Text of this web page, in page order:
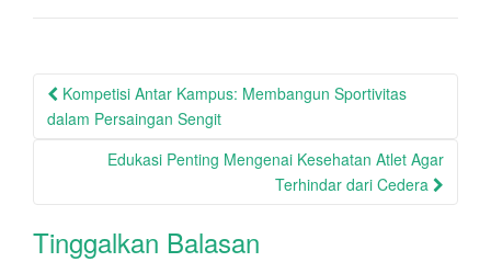
Post
navigation
Kompetisi Antar Kampus: Membangun Sportivitas
dalam Persaingan Sengit
Edukasi Penting Mengenai Kesehatan Atlet Agar
Terhindar dari Cedera
Tinggalkan Balasan